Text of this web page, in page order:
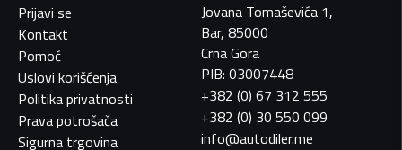
Prijavi se
Kontakt
Pomoć
Uslovi korišćenja
Politika privatnosti
Prava potrošača
Sigurna trgovina
Jovana Tomaševića 1,
Bar, 85000
Crna Gora
PIB: 03007448
+382 (0) 67 312 555
+382 (0) 30 550 099
info@autodiler.me